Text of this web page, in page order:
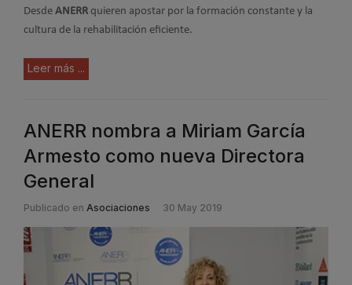
Desde ANERR quieren apostar por la formación constante y la
cultura de la rehabilitación eficiente.
Leer más ...
ANERR nombra a Miriam García
Armesto como nueva Directora
General
Publicado en Asociaciones 30 May 2019